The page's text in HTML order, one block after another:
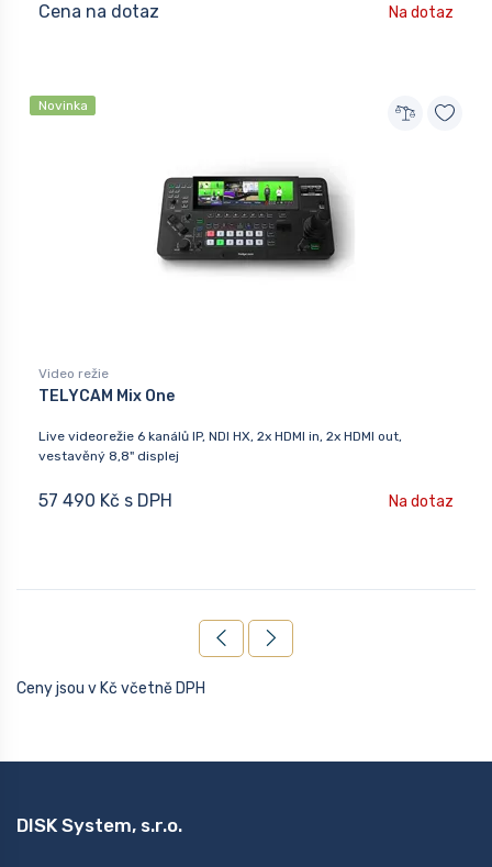
Cena na dotaz Na dotaz
Novinka
Video režie
TELYCAM Mix One
Live videorežie 6 kanálů IP, NDI HX, 2x HDMI in, 2x HDMI out,
vestavěný 8,8" displej
57 490 Kč s DPH Na dotaz
Ceny jsou v Kč včetně DPH
DISK System, s.r.o.